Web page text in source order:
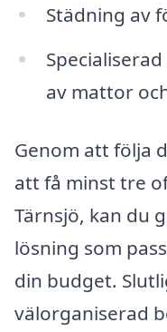
Städning av
av mattor
Genom att följa
att få minst tre
Tärnsjö, kan du
lösning som
din budget.
välorganiserad